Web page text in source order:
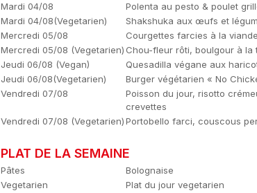
Mardi 04/08
Polenta au pesto & poulet
Mardi 04/08(Vegetarien)
Shakshuka aux œufs et
Mercredi 05/08
Courgettes farcies à la
Mercredi 05/08 (Vegetarien) Chou-fleur rôti, boulgour à la
Jeudi 06/08 (Vegan)
Quesadilla végane aux
Jeudi 06/08(Vegetarien)
Burger végétarien « No
Vendredi 07/08
Poisson du jour, risotto
crevettes
Vendredi 07/08 (Vegetarien)Portobello farci, couscous
PLAT DE LA SEMAINE
Pâtes
Bolognaise
Vegetarien
Plat du jour vegetarien